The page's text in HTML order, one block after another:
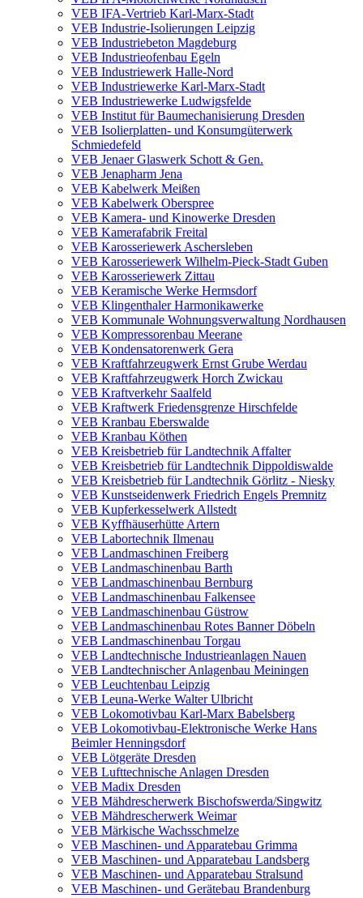
VEB IFA-Vertrieb Karl-Marx-Stadt
VEB Industrie-Isolierungen Leipzig
VEB Industriebeton Magdeburg
VEB Industrieofenbau Egeln
VEB Industriewerk Halle-Nord
VEB Industriewerke Karl-Marx-Stadt
VEB Industriewerke Ludwigsfelde
VEB Institut für Baumechanisierung Dresden
VEB Isolierplatten- und Konsumgüterwerk
Schmiedefeld
VEB Jenaer Glaswerk Schott & Gen.
VEB Jenapharm Jena
VEB Kabelwerk Meißen
VEB Kabelwerk Oberspree
VEB Kamera- und Kinowerke Dresden
VEB Kamerafabrik Freital
VEB Karosseriewerk Aschersleben
VEB Karosseriewerk Wilhelm-Pieck-Stadt Guben
VEB Karosseriewerk Zittau
VEB Keramische Werke Hermsdorf
VEB Klingenthaler Harmonikawerke
VEB Kommunale Wohnungsverwaltung Nordhausen
VEB Kompressorenbau Meerane
VEB Kondensatorenwerk Gera
VEB Kraftfahrzeugwerk Ernst Grube Werdau
VEB Kraftfahrzeugwerk Horch Zwickau
VEB Kraftverkehr Saalfeld
VEB Kraftwerk Friedensgrenze Hirschfelde
VEB Kranbau Eberswalde
VEB Kranbau Köthen
VEB Kreisbetrieb für Landtechnik Affalter
VEB Kreisbetrieb für Landtechnik Dippoldiswalde
VEB Kreisbetrieb für Landtechnik Görlitz - Niesky
VEB Kunstseidenwerk Friedrich Engels Premnitz
VEB Kupferkesselwerk Allstedt
VEB Kyffhäuserhütte Artern
VEB Labortechnik Ilmenau
VEB Landmaschinen Freiberg
VEB Landmaschinenbau Barth
VEB Landmaschinenbau Bernburg
VEB Landmaschinenbau Falkensee
VEB Landmaschinenbau Güstrow
VEB Landmaschinenbau Rotes Banner Döbeln
VEB Landmaschinenbau Torgau
VEB Landtechnische Industrieanlagen Nauen
VEB Landtechnischer Anlagenbau Meiningen
VEB Leuchtenbau Leipzig
VEB Leuna-Werke Walter Ulbricht
VEB Lokomotivbau Karl-Marx Babelsberg
VEB Lokomotivbau-Elektronische Werke Hans
Beimler Henningsdorf
VEB Lötgeräte Dresden
VEB Lufttechnische Anlagen Dresden
VEB Madix Dresden
VEB Mähdrescherwerk Bischofswerda/Singwitz
VEB Mähdrescherwerk Weimar
VEB Märkische Wachsschmelze
VEB Maschinen- und Apparatebau Grimma
VEB Maschinen- und Apparatebau Landsberg
VEB Maschinen- und Apparatebau Stralsund
VEB Maschinen- und Gerätebau Brandenburg